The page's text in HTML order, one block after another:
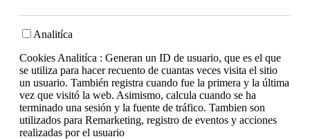
Analitíca
Cookies Analitíca : Generan un ID de usuario, que es el que
se utiliza para hacer recuento de cuantas veces visita el sitio
un usuario. También registra cuando fue la primera y la última
vez que visitó la web. Asimismo, calcula cuando se ha
terminado una sesión y la fuente de tráfico. Tambien son
utilizados para Remarketing, registro de eventos y acciones
realizadas por el usuario